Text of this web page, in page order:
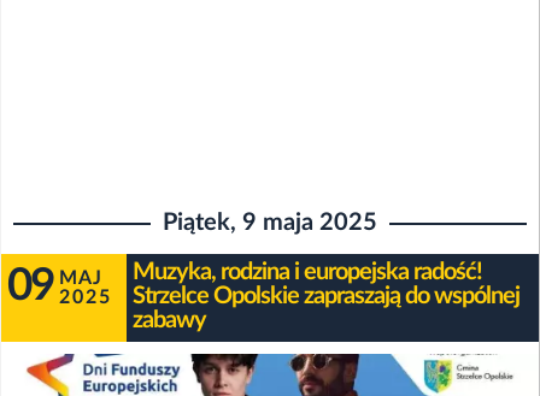
Piątek, 9 maja 2025
09 MAJ
2025
Muzyka, rodzina i europejska radość!
Strzelce Opolskie zapraszają do wspólnej
zabawy